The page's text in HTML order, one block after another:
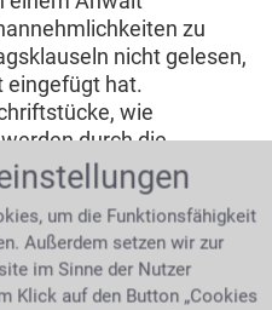
zu
nicht gelesen,
eingefügt hat.
wie
durch die
hieb- und stichfest. Ein
Vorfeld beantworten
um die Funktionsfähigkeit
Außerdem setzen wir zur
im Sinne der Nutzer
Klick auf den Button „Cookies